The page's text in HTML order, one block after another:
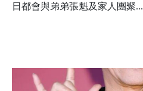
日都會與弟弟張魁及家人團聚...